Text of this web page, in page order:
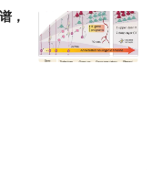
，揭示发育时序错乱之谜